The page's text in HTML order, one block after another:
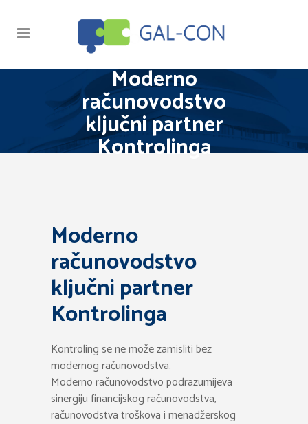
Moderno
računovodstvo
ključni partner
Kontrolinga
Moderno
računovodstvo
ključni partner
Kontrolinga
Kontroling se ne može zamisliti bez
modernog računovodstva.
Moderno računovodstvo podrazumijeva
sinergiju financijskog računovodstva,
računovodstva troškova i menadžerskog